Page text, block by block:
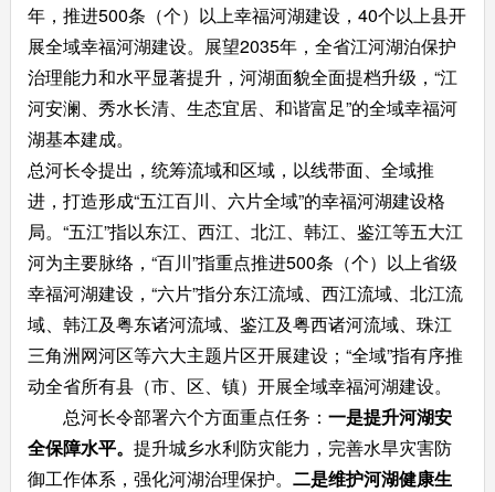
年，推进500条（个）以上幸福河湖建设，40个以上县开
展全域幸福河湖建设。展望2035年，全省江河湖泊保护
治理能力和水平显著提升，河湖面貌全面提档升级，“江
河安澜、秀水长清、生态宜居、和谐富足”的全域幸福河
湖基本建成。
总河长令提出，统筹流域和区域，以线带面、全域推
进，打造形成“五江百川、六片全域”的幸福河湖建设格
局。“五江”指以东江、西江、北江、韩江、鉴江等五大江
河为主要脉络，“百川”指重点推进500条（个）以上省级
幸福河湖建设，“六片”指分东江流域、西江流域、北江流
域、韩江及粤东诸河流域、鉴江及粤西诸河流域、珠江
三角洲网河区等六大主题片区开展建设；“全域”指有序推
动全省所有县（市、区、镇）开展全域幸福河湖建设。
总河长令部署六个方面重点任务： 一是提升河湖安
全保障水平。 提升城乡水利防灾能力，完善水旱灾害防
御工作体系，强化河湖治理保护。 二是维护河湖健康生